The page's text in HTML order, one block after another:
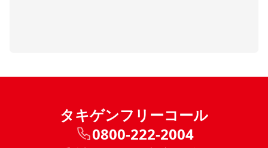
タキゲンフリーコール
0800-222-2004